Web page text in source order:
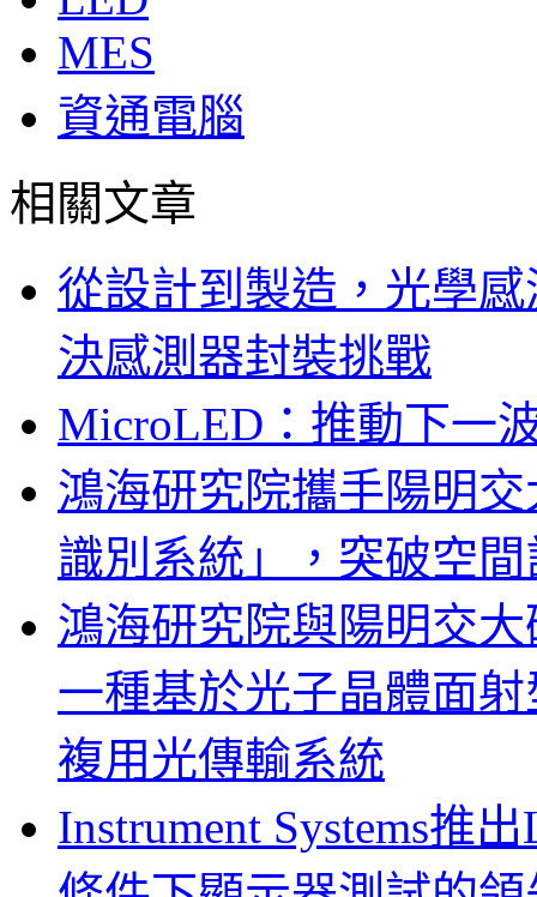
MES
資通電腦
相關文章
從設計到製造，光學
決感測器封裝挑戰
MicroLED：推動下一
鴻海研究院攜手陽明
識別系統」，突破空
鴻海研究院與陽明交
一種基於光子晶體面
複用光傳輸系統
Instrument Systems推